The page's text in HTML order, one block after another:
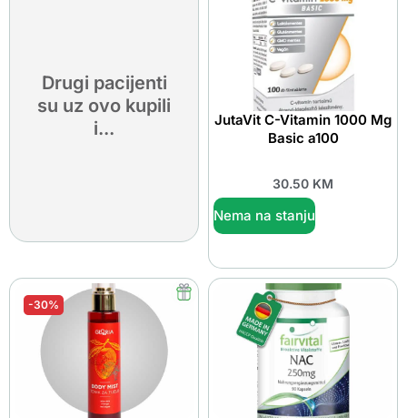
Drugi pacijenti
su uz ovo kupili
i...
JutaVit C-Vitamin 1000 Mg
Basic a100
30.50 KM
Nema na stanju
-30%